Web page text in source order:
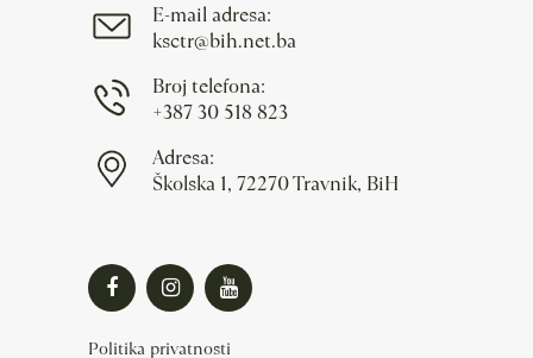
E-mail adresa:
ksctr@bih.net.ba
Broj telefona:
+387 30 518 823
Adresa:
Školska 1, 72270 Travnik, BiH
Politika privatnosti